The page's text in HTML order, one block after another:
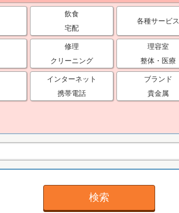
飲食
宅配
各種サービス
修理
クリーニング
理容室
整体・医療
インターネット
携帯電話
ブランド
貴金属
検索